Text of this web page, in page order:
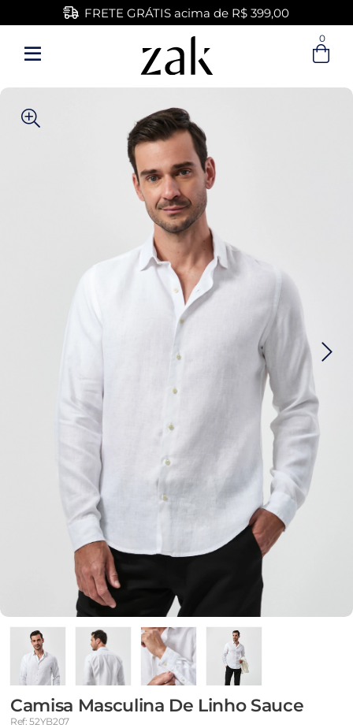
Entre com email ou cpf/cnpj
Criar nova conta
FRETE GRÁTIS acima de R$ 399,00
0
Camisa Masculina De Linho Sauce
Ref: 52YB207